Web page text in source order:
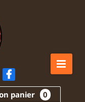
panier 0